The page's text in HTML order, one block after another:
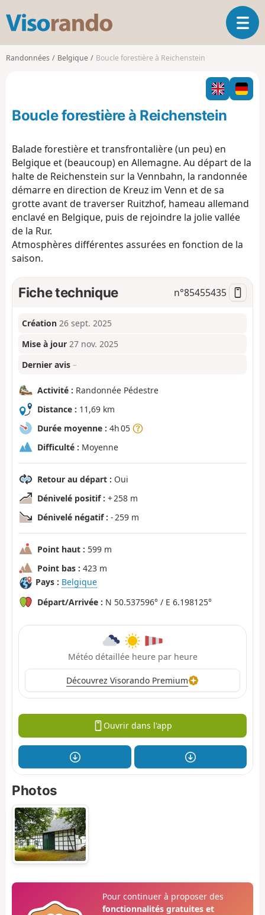
s
o
o
O
u
i
r
l
g
t
Randonnées Belgique Boucle forestière à Reichenstein
Boucle forestière à Reichenstein
Balade forestière et transfrontalière (un peu) en
Belgique et (beaucoup) en Allemagne. Au départ de la
halte de Reichenstein sur la Vennbahn, la randonnée
démarre en direction de Kreuz im Venn et de sa
grotte avant de traverser Ruitzhof, hameau allemand
enclavé en Belgique, puis de rejoindre la jolie vallée
de la Rur.
Atmosphères différentes assurées en fonction de la
saison.
Fiche technique n°85455435
Création 26 sept. 2025
Mise à jour 27 nov. 2025
Dernier avis –
Activité : Randonnée Pédestre
Distance : 11,69 km
Durée moyenne : 4h 05
Difficulté : Moyenne
Retour au départ : Oui
Dénivelé positif : + 258 m
Dénivelé négatif : - 259 m
Point haut : 599 m
Point bas : 423 m
Pays : Belgique
Départ/Arrivée : N 50.537596° / E 6.198125°
Météo détaillée heure par heure
Découvrez Visorando Premium
Ouvrir dans l'app
Photos
Pour continuer à proposer des
fonctionnalités gratuites et